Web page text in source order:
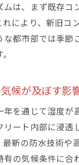
ムは、まず既存コ
れにより、新旧
な都市部では季節
候が及ぼす影
年を通じて湿度が
リート内部に浸透
最新の防水技術や
有の気候条件に合